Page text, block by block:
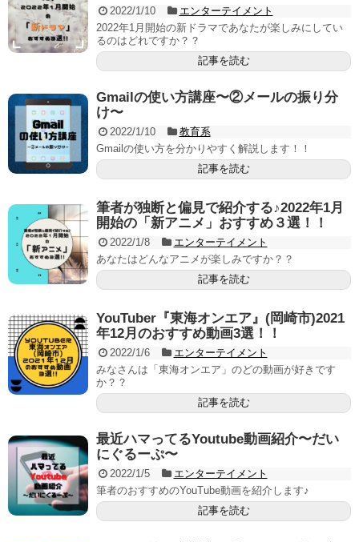
2022/1/10
エンターテイメント
2022年1月開始の新ドラマであなたが楽しみにしてい
るのはどれですか？？
記事を読む
Gmailの使い方講座〜②メールの振り分
け〜
2022/1/10
教育系
Gmailの使い方を分かりやすく解説します！！
記事を読む
筆者が独断と偏見で紹介する♪2022年1月
開始の「新アニメ」おすすめ３選！！
2022/1/8
エンターテイメント
あなたはどんなアニメが楽しみですか？？
記事を読む
YouTuber『東海オンエア』(岡崎市)2021
年12月のおすすめ動画3選！！
2022/1/6
エンターテイメント
みなさんは「東海オンエア」のどの動画が好きです
か？？
記事を読む
最近ハマってるYoutube動画紹介〜だい
にぐるーぷ〜
2022/1/5
エンターテイメント
筆者のおすすめのYouTube動画を紹介します♪
記事を読む